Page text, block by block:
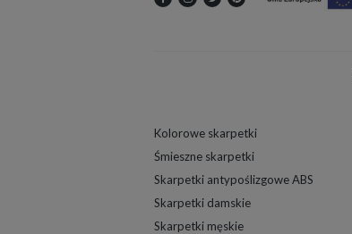
Kolorowe skarpetki
Śmieszne skarpetki
Skarpetki antypoślizgowe ABS
Skarpetki damskie
Skarpetki męskie